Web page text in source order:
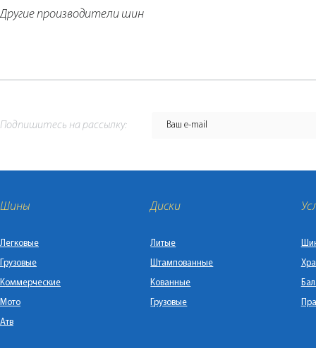
Другие производители шин
Подпишитесь на рассылку:
Шины
Легковые
Грузовые
Коммерческие
Мото
Атв
Диски
Литые
Штампованные
Кованные
Грузовые